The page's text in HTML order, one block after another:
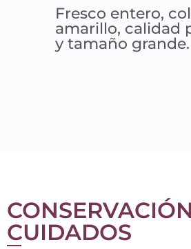
Fresco entero,
amarillo, calidad
y tamaño grande.
CUIDADOS